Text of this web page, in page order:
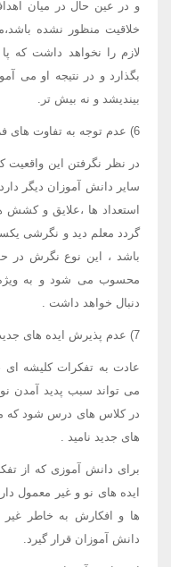
و در عین حال در میان
خلاقیت منظور نشده
لازم را نخواهد داشت که
بگذارد و در نتیجه او می
بیندیشد و نه بیش تر.
6) عدم توجه به تفاوت های فردی دانش آموزان
در نظر نگرفتن این واقعیت
سایر دانش آموزان دیگر
استعداد ها ،علایق و
گردد معلم دید و نگرشی
باشد ، این نوع نگرش در
محسوب می شود و به
دنبال خواهد داشت .
7) عدم پذیرش ایده های جدید
عادت به تفکرات کلیشه ای
می تواند سبب پدید آمدن
در کلاس های درس شود که
های جدید نامید .
برای دانش آموزی که از
ایده های نو و غیر معمول
ها و افکارش به خاطر
دانش آموزان قرار گیرد.